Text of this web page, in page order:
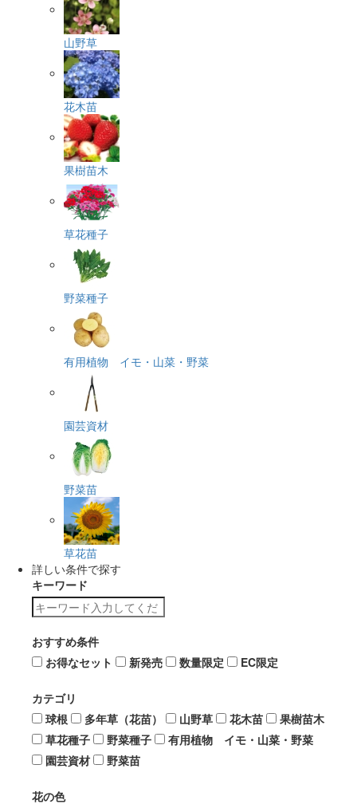
山野草
花木苗
果樹苗木
草花種子
野菜種子
有用植物 イモ・山菜・野菜
園芸資材
野菜苗
草花苗
詳しい条件で探す
キーワード
おすすめ条件
お得なセット
新発売 数量限定 EC限定
カテゴリ
球根
多年草（花苗） 山野草 花木苗
果樹苗木
草花種子
野菜種子
有用植物 イモ・山菜・野菜
園芸資材
野菜苗
花の色